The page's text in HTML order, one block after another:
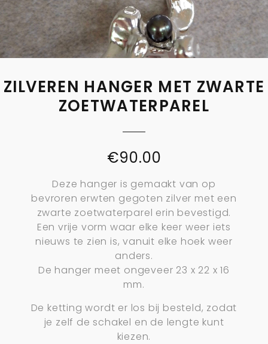
ZILVEREN HANGER MET ZWARTE
ZOETWATERPAREL
€90.00
Deze hanger is gemaakt van op
bevroren erwten gegoten zilver met een
zwarte zoetwaterparel erin bevestigd.
Een vrije vorm waar elke keer weer iets
nieuws te zien is, vanuit elke hoek weer
anders.
De hanger meet ongeveer 23 x 22 x 16
mm.
De ketting wordt er los bij besteld, zodat
je zelf de schakel en de lengte kunt
kiezen.